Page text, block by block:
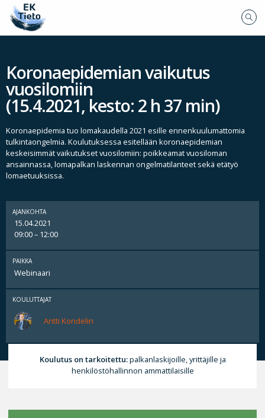
Koronaepidemian vaikutus
vuosilomiin
(15.4.2021, kesto: 2 h 37 min)
Koronaepidemia tuo lomakaudella 2021 esille ennenkuulumattomia
tulkintaongelmia. Koulutuksessa esitellään koronaepidemian
keskeisimmät vaikutukset vuosilomiin: poikkeamat vuosiloman
ansainnassa, lomapalkan laskennan ongelmatilanteet sekä etätyö
lomaetuuksissa.
AJANKOHTA
15.04.2021
09:00 – 12:00
PAIKKA
Webinaari
KOULUTTAJAT
Antti Kondelin
Koulutus on tarkoitettu:palkanlaskijoille, yrittäjille ja
henkilöstöhallinnon ammattilaisille